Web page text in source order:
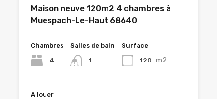
Maison neuve 120m2 4 chambres à
Muespach-Le-Haut 68640
Chambres
4
Salles de bain
1
Surface
120 m2
A louer